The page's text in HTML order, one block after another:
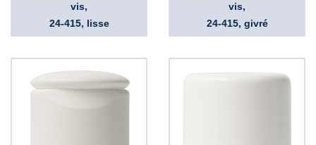
vis,
24-415, lisse
vis,
24-415, givré